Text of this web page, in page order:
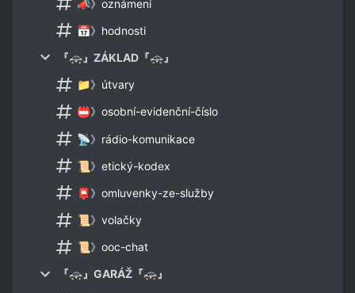
📣》oznámení
📅》hodnosti
『🚓』ZÁKLAD『🚓』
📁》útvary
📛》osobní-evidenční-číslo
📡》rádio-komunikace
📜》etický-kodex
📮》omluvenky-ze-služby
📜》volačky
📜》ooc-chat
『🚓』GARÁŽ『🚓』